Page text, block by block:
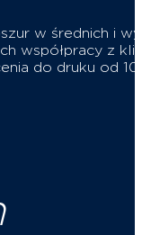
w średnich i
współpracy z
do druku od